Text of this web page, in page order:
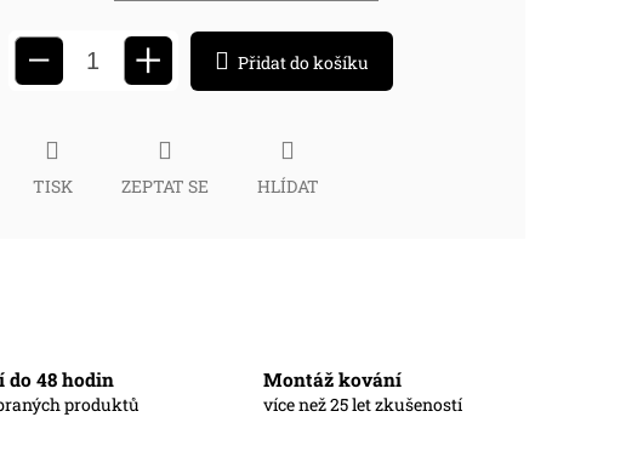
− + Přidat do košíku
TISK ZEPTAT SE HLÍDAT
do 48 hodin
produktů
Montáž kování
více než 25 let zkušeností